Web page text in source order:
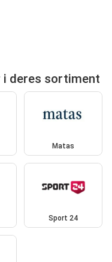
i deres sortiment
Matas
Sport 24